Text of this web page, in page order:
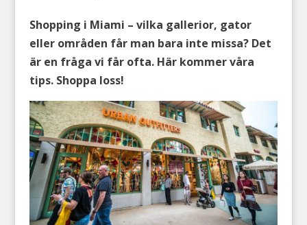
Shopping i Miami – vilka gallerior, gator
eller områden får man bara inte missa? Det
är en fråga vi får ofta. Här kommer våra
tips. Shoppa loss!